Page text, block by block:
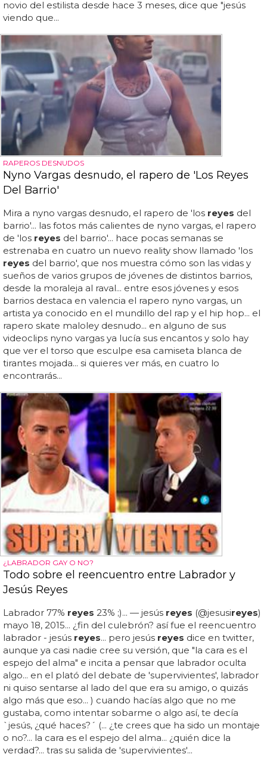
novio del estilista desde hace 3 meses, dice que "jesús
viendo que...
RAPEROS DESNUDOS
Nyno Vargas desnudo, el rapero de 'Los Reyes
Del Barrio'
Mira a nyno vargas desnudo, el rapero de 'los reyes del
barrio'... las fotos más calientes de nyno vargas, el rapero
de 'los reyes del barrio'... hace pocas semanas se
estrenaba en cuatro un nuevo reality show llamado 'los
reyes del barrio', que nos muestra cómo son las vidas y
sueños de varios grupos de jóvenes de distintos barrios,
desde la moraleja al raval... entre esos jóvenes y esos
barrios destaca en valencia el rapero nyno vargas, un
artista ya conocido en el mundillo del rap y el hip hop... el
rapero skate maloley desnudo... en alguno de sus
videoclips nyno vargas ya lucía sus encantos y solo hay
que ver el torso que esculpe esa camiseta blanca de
tirantes mojada... si quieres ver más, en cuatro lo
encontrarás...
¿LABRADOR GAY O NO?
Todo sobre el reencuentro entre Labrador y
Jesús Reyes
Labrador 77% reyes 23% ;)... — jesús reyes (@jesusireyes)
mayo 18, 2015... ¿fin del culebrón? así fue el reencuentro
labrador - jesús reyes... pero jesús reyes dice en twitter,
aunque ya casi nadie cree su versión, que "la cara es el
espejo del alma" e incita a pensar que labrador oculta
algo... en el plató del debate de 'supervivientes', labrador
ni quiso sentarse al lado del que era su amigo, o quizás
algo más que eso... ) cuando hacías algo que no me
gustaba, como intentar sobarme o algo así, te decía
`jesús, ¿qué haces?´ (... ¿te crees que ha sido un montaje
o no?... la cara es el espejo del alma... ¿quién dice la
verdad?... tras su salida de 'supervivientes'...